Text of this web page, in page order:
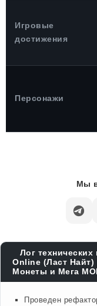
Игровые
достижения
Персонажи
Мы
Лог
Online (Ласт
Монеты и Мега
Проведен